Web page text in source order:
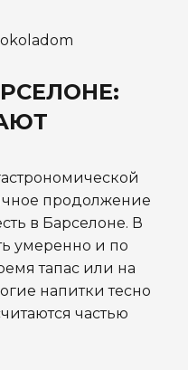
продолжение
в Барселоне. В
умеренно и по
тапас или на
напитки тесно
частью